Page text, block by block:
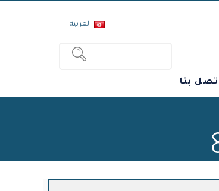
العربية
بنا